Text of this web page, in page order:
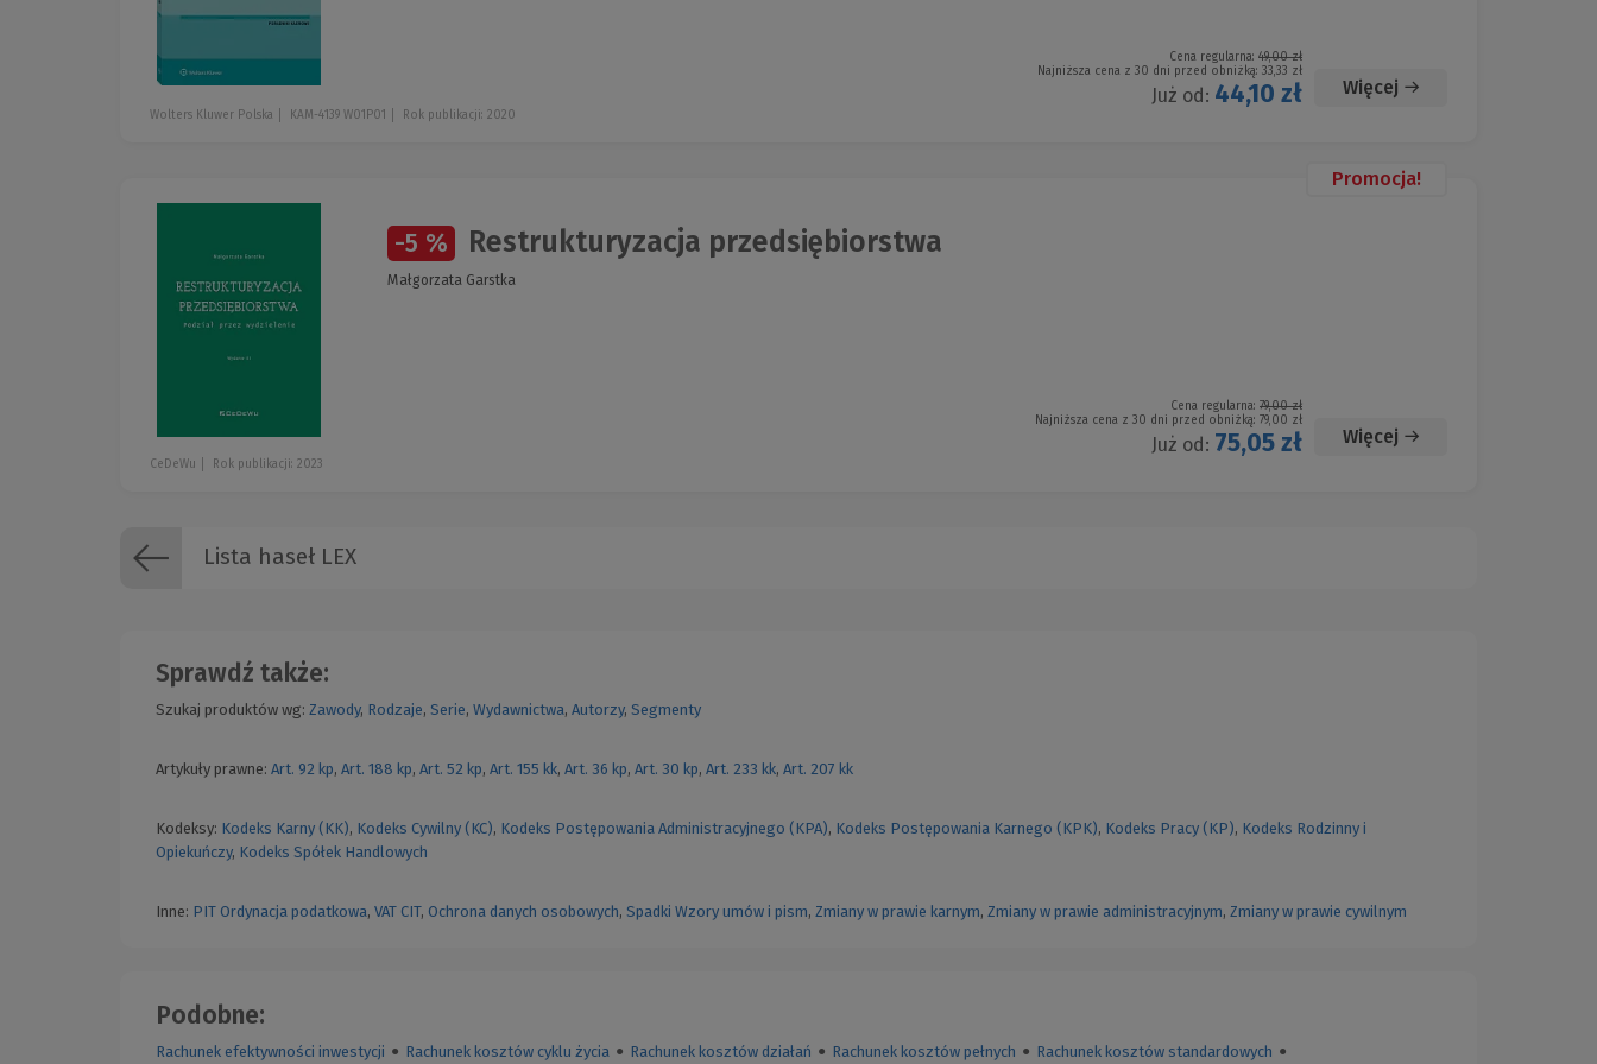
Cena regularna: 49,00 zł
Najniższa cena z 30 dni przed obniżką: 33,33 zł
Już od: 44,10 zł Więcej
Wolters Kluwer Polska KAM-4139 W01P01 Rok publikacji: 2020
Promocja!
-5 % Restrukturyzacja przedsiębiorstwa
Małgorzata Garstka
Cena regularna: 79,00 zł
Najniższa cena z 30 dni przed obniżką: 79,00 zł
Już od: 75,05 zł Więcej
CeDeWu Rok publikacji: 2023
Lista haseł LEX
Sprawdź także:
Szukaj produktów wg: Zawody, Rodzaje, Serie, Wydawnictwa, Autorzy, Segmenty
Artykuły prawne: Art. 92 kp, Art. 188 kp, Art. 52 kp, Art. 155 kk, Art. 36 kp, Art. 30 kp, Art. 233 kk, Art. 207 kk
Kodeksy: Kodeks Karny (KK), Kodeks Cywilny (KC), Kodeks Postępowania Administracyjnego (KPA), Kodeks Postępowania Karnego (KPK), Kodeks Pracy (KP), Kodeks Rodzinny i
Opiekuńczy, Kodeks Spółek Handlowych
Inne: PIT Ordynacja podatkowa, VAT CIT, Ochrona danych osobowych, Spadki Wzory umów i pism, Zmiany w prawie karnym, Zmiany w prawie administracyjnym, Zmiany w prawie cywilnym
Podobne:
Rachunek efektywności inwestycji ● Rachunek kosztów cyklu życia ● Rachunek kosztów działań ● Rachunek kosztów pełnych ● Rachunek kosztów standardowych ●